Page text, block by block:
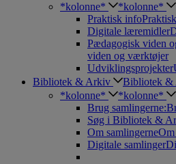
*kolonne*
*kolonne*
Praktisk info
Digitale læremidler
Pædagogisk viden
viden og værktøjer
Udviklingsprojekter
Bibliotek & Arkiv
Bibliotek &
*kolonne*
*kolonne*
Brug samlingerne:
Søg i Bibliotek &
Om samlingerneOm
Digitale samlinger